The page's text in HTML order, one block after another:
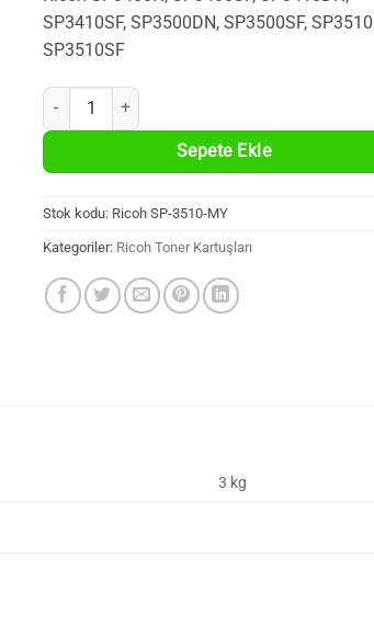
SP3410SF, SP3500DN, SP3500SF,
SP3510SF
Ricoh SP3400, SP3410, SP3500, SP3510
Sepete Ekle
Stok kodu: Ricoh SP-3510-MY
Kategoriler: Ricoh Toner Kartuşları
3 kg